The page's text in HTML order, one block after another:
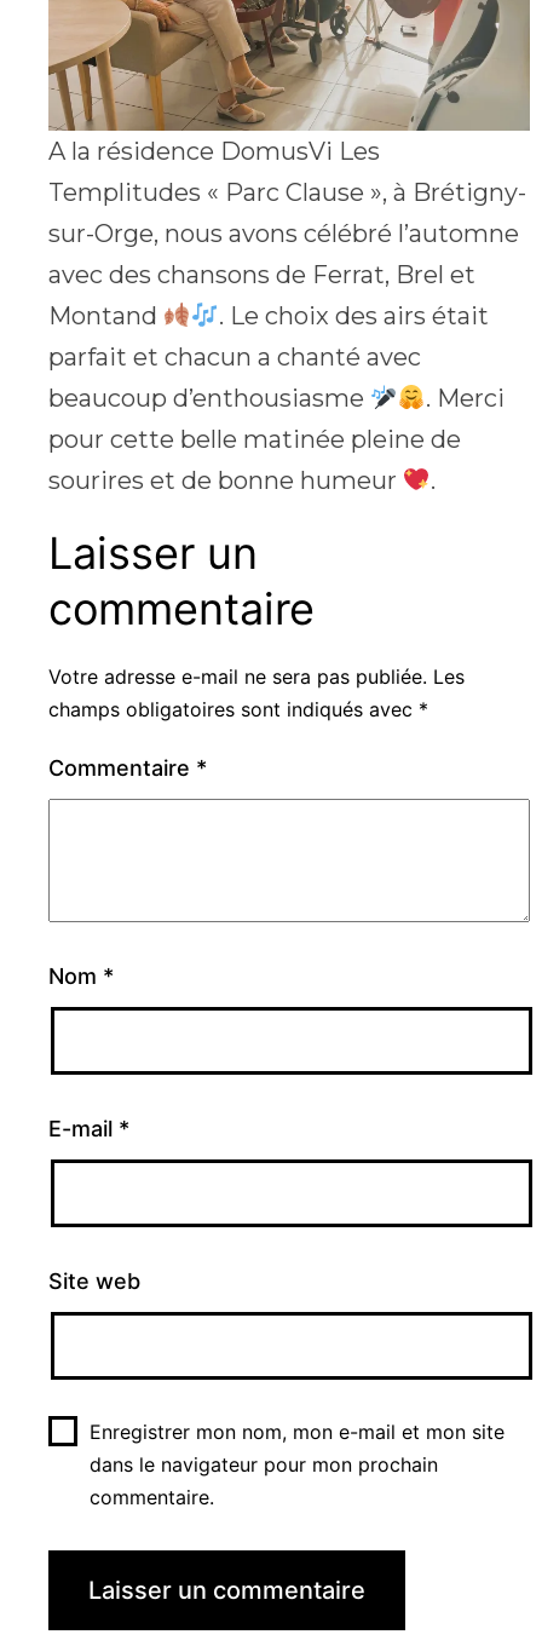
A la résidence DomusVi Les
Templitudes « Parc Clause », à Brétigny-
sur-Orge, nous avons célébré l’automne
avec des chansons de Ferrat, Brel et
Montand
. Le choix des airs était
parfait et chacun a chanté avec
beaucoup d’enthousiasme
. Merci
pour cette belle matinée pleine de
sourires et de bonne humeur
.
Laisser un
commentaire
Votre adresse e-mail ne sera pas publiée. Les
champs obligatoires sont indiqués avec *
Commentaire *
Nom *
E-mail *
Site web
Enregistrer mon nom, mon e-mail et mon site
dans le navigateur pour mon prochain
commentaire.